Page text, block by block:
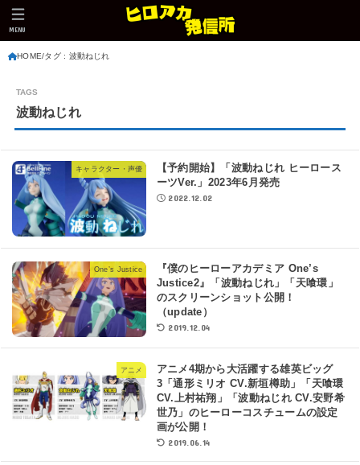
MENU
HOME タグ : 波動ねじれ
波動ねじれ
キャラクター・声優
【予約開始】「波動ねじれ ヒーロース
ーツVer.」2023年6月発売
2022.12.02
One’s Justice
『僕のヒーローアカデミア One’s
Justice2』「波動ねじれ」「天喰環」
のスクリーンショット公開！
（update）
2019.12.04
アニメ
アニメ4期から大活躍する雄英ビッグ
3「通形ミリオ CV.新垣樽助」「天喰環
CV.上村祐翔」「波動ねじれ CV.安野希
世乃」のヒーローコスチュームの設定
画が公開！
2019.06.14